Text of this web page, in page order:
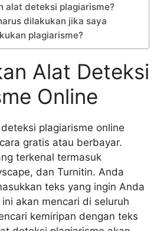
alat deteksi plagiarisme?
dilakukan jika saya
plagiarisme?
Alat Deteksi
Online
plagiarisme online
gratis atau berbayar.
terkenal termasuk
dan Turnitin. Anda
teks yang ingin Anda
akan mencari di seluruh
kemiripan dengan teks